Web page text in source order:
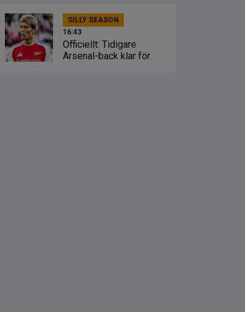
SILLY SEASON
16:43
Officiellt: Tidigare
Arsenal-back klar för